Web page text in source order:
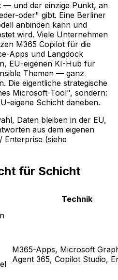
— und der einzige Punkt, an
oder" gibt. Eine Berliner
anbinden kann und
wird. Viele Unternehmen
M365 Copilot für die
Apps und Langdock
EU-eigenen KI-Hub für
Themen — ganz
Die eigentliche strategische
Microsoft-Tool", sondern:
eigene Schicht daneben.
Daten bleiben in der EU,
aus dem eigenen
Enterprise (siehe
für Schicht
Technik
M365-Apps, Microsoft
Agent 365, Copilot Studio,